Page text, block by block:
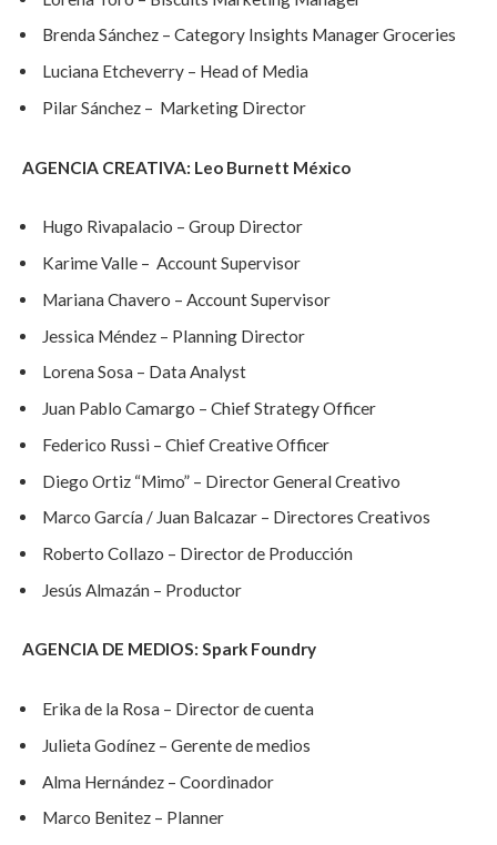
Brenda Sánchez – Category Insights Manager Groceries
Luciana Etcheverry – Head of Media
Pilar Sánchez – Marketing Director
AGENCIA CREATIVA: Leo Burnett México
Hugo Rivapalacio – Group Director
Karime Valle – Account Supervisor
Mariana Chavero – Account Supervisor
Jessica Méndez – Planning Director
Lorena Sosa – Data Analyst
Juan Pablo Camargo – Chief Strategy Officer
Federico Russi – Chief Creative Officer
Diego Ortiz “Mimo” – Director General Creativo
Marco García / Juan Balcazar – Directores Creativos
Roberto Collazo – Director de Producción
Jesús Almazán – Productor
AGENCIA DE MEDIOS: Spark Foundry
Erika de la Rosa – Director de cuenta
Julieta Godínez – Gerente de medios
Alma Hernández – Coordinador
Marco Benitez – Planner